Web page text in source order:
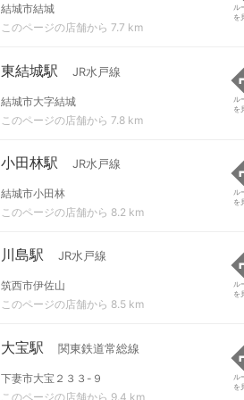
結城市結城
このページの店舗から 7.7 km
ル
を
東結城駅 JR水戸線
結城市大字結城
このページの店舗から 7.8 km
ル
を
小田林駅 JR水戸線
結城市小田林
このページの店舗から 8.2 km
ル
を
川島駅 JR水戸線
筑西市伊佐山
このページの店舗から 8.5 km
ル
を
大宝駅 関東鉄道常総線
下妻市大宝２３３-９
このページの店舗から 9.4 km
ル
を